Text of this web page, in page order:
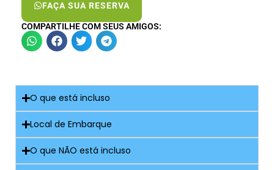
FAÇA SUA RESERVA
COMPARTILHE COM SEUS AMIGOS:
O que está incluso
Local de Embarque
O que NÃO está incluso